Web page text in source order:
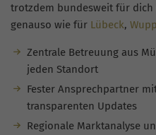
trotzdem bundesweit für dich
genauso wie für Lübeck,
Zentrale Betreuung aus
jeden Standort
Fester Ansprechpartner
transparenten Updates
Regionale Marktanalyse